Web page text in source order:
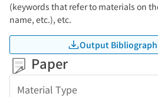
(keywords that refer to materials on
name, etc.), etc.
Output
Paper
Material Type